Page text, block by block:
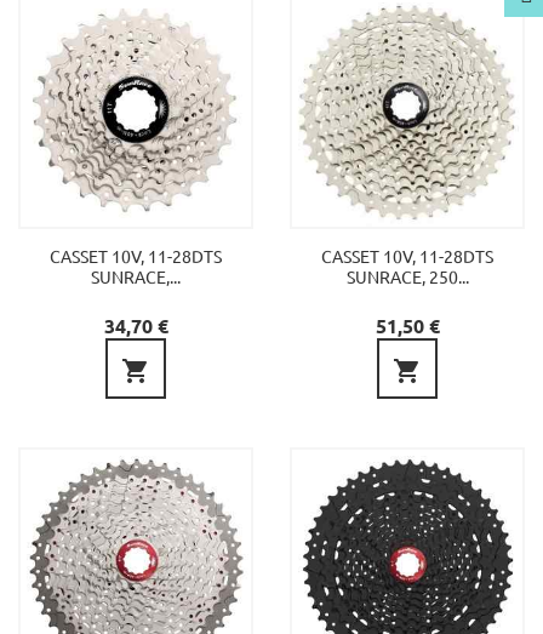
CASSET 10V, 11-28DTS
SUNRACE,...
Precio
34,70 €

CASSET 10V, 11-28DTS
SUNRACE, 250...
Precio
51,50 €
